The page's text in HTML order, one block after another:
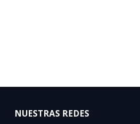
NUESTRAS REDES